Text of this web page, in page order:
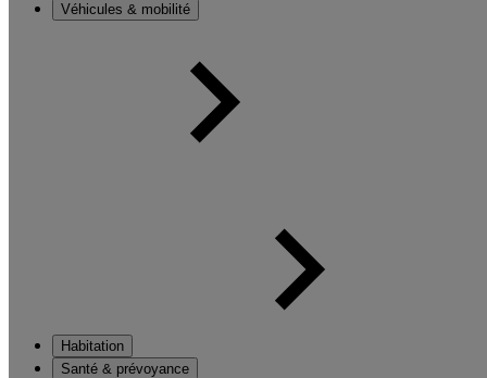
Véhicules & mobilité
Habitation
Santé & prévoyance